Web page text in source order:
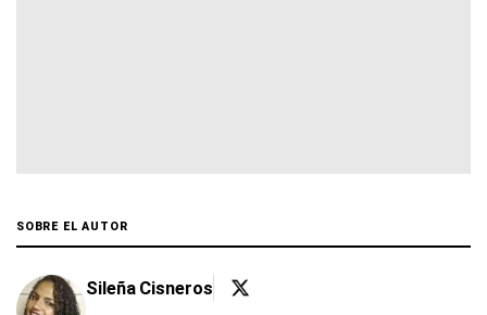
SOBRE EL AUTOR
Sileña Cisneros